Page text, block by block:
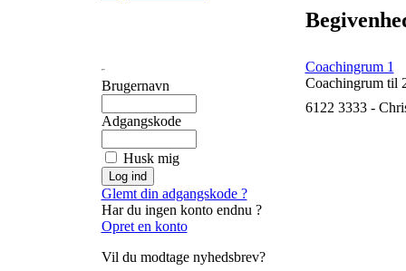
Brugernavn
Adgangskode
Husk mig
Glemt din adgangskode ?
Har du ingen konto endnu ?
Opret en konto
Vil du modtage nyhedsbrev?
Coachingrum 1
Coachingrum til
6122 3333 -